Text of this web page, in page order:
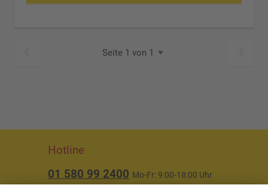
Seite 1 von 1
Hotline
01 580 99 2400 Mo-Fr: 9:00-18:00 Uhr